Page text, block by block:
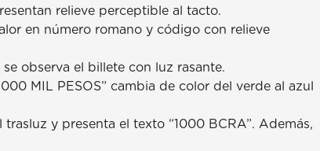
relieve perceptible al tacto.
en número romano y código con relieve
observa el billete con luz rasante.
MIL PESOS” cambia de color del verde al azul
y presenta el texto “1000 BCRA”. Además,